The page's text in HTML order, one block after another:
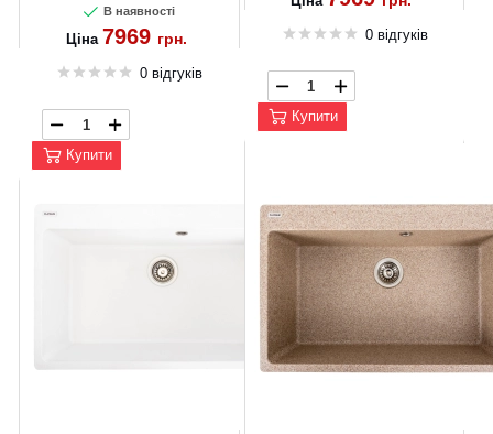
В наявності
Ціна 7969 грн.
0 відгуків
Купити
0 відгуків
Купити